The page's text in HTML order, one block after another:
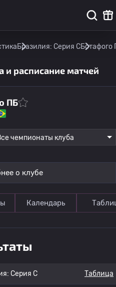
Бразилия: Серия CБотафого
и расписание матчей
ПБ
чемпионаты клуба
о клубе
Календарь
Серия C Таблица